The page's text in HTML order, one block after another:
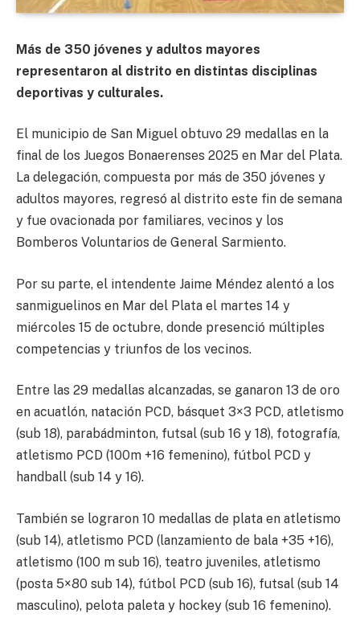
Más de 350 jóvenes y adultos mayores
representaron al distrito en distintas disciplinas
deportivas y culturales.
El municipio de San Miguel obtuvo 29 medallas en la
final de los Juegos Bonaerenses 2025 en Mar del Plata.
La delegación, compuesta por más de 350 jóvenes y
adultos mayores, regresó al distrito este fin de semana
y fue ovacionada por familiares, vecinos y los
Bomberos Voluntarios de General Sarmiento.
Por su parte, el intendente Jaime Méndez alentó a los
sanmiguelinos en Mar del Plata el martes 14 y
miércoles 15 de octubre, donde presenció múltiples
competencias y triunfos de los vecinos.
Entre las 29 medallas alcanzadas, se ganaron 13 de oro
en acuatlón, natación PCD, básquet 3×3 PCD, atletismo
(sub 18), parabádminton, futsal (sub 16 y 18), fotografía,
atletismo PCD (100m +16 femenino), fútbol PCD y
handball (sub 14 y 16).
También se lograron 10 medallas de plata en atletismo
(sub 14), atletismo PCD (lanzamiento de bala +35 +16),
atletismo (100 m sub 16), teatro juveniles, atletismo
(posta 5×80 sub 14), fútbol PCD (sub 16), futsal (sub 14
masculino), pelota paleta y hockey (sub 16 femenino).